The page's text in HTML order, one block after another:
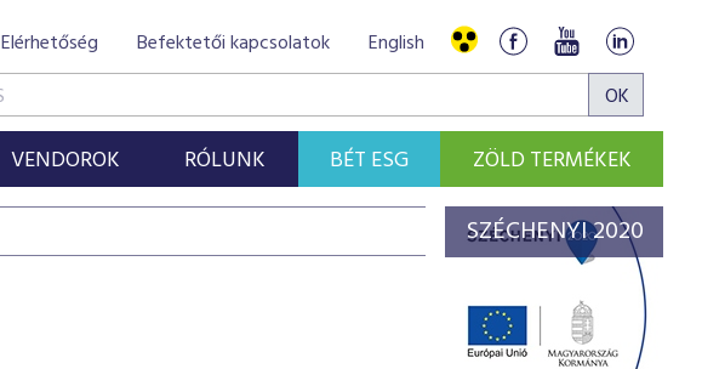
Elérhetőség Befektetői kapcsolatok English
VENDOROK RÓLUNK BÉT ESG ZÖLD TERMÉKEK
SZÉCHENYI 2020